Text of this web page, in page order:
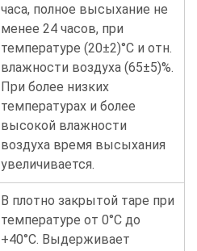
часа, полное высыхание не
менее 24 часов, при
температуре (20±2)°С и отн.
влажности воздуха (65±5)%.
При более низких
температурах и более
высокой влажности
воздуха время высыхания
увеличивается.
В плотно закрытой таре при
температуре от 0°С до
+40°С. Выдерживает